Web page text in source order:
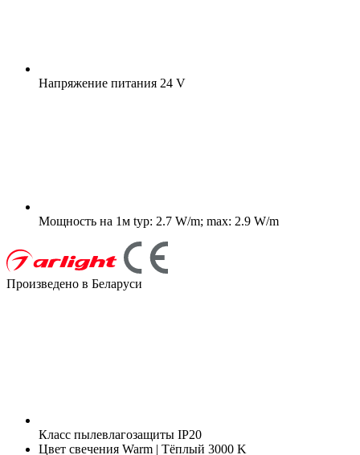
Напряжение питания 24 V
Мощность на 1м typ: 2.7 W/m; max: 2.9 W/m
Произведено в Беларуси
Класс пылевлагозащиты IP20
Цвет свечения Warm | Тёплый 3000 K